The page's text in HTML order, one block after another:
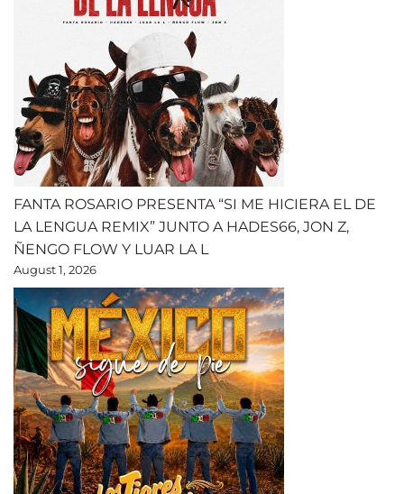
FANTA ROSARIO PRESENTA “SI ME HICIERA EL DE
LA LENGUA REMIX” JUNTO A HADES66, JON Z,
ÑENGO FLOW Y LUAR LA L
August 1, 2026